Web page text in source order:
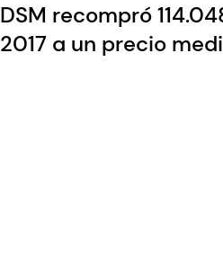
DSM recompró
2017 a un precio